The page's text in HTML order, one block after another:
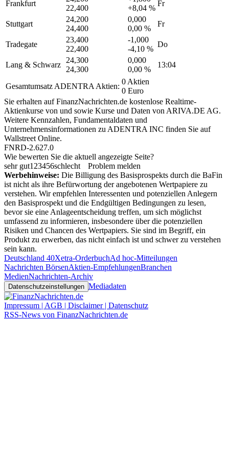
Frankfurt
22,400
+8,04 %
Fr
Stuttgart
24,200
24,400
0,000
0,00 %
Fr
Tradegate
23,400
22,400
-1,000
-4,10 %
Do
Lang & Schwarz
24,300
24,300
0,000
0,00 %
13:04
Gesamtumsatz ADENTRA Aktien:
0 Aktien
0 Euro
Sie erhalten auf FinanzNachrichten.de kostenlose Realtime-
Aktienkurse von und sowie Kurse und Daten von ARIVA.DE AG.
Weitere Kennzahlen, Fundamentaldaten und
Unternehmensinformationen zu ADENTRA INC finden Sie auf
Wallstreet Online.
FNRD-2.627.0
Wie bewerten Sie die aktuell angezeigte Seite?
sehr gut1 23456schlecht
Problem melden
Werbehinweise: Die Billigung des Basisprospekts durch die BaFin
ist nicht als ihre Befürwortung der angebotenen Wertpapiere zu
verstehen. Wir empfehlen Interessenten und potenziellen Anlegern
den Basisprospekt und die Endgültigen Bedingungen zu lesen,
bevor sie eine Anlageentscheidung treffen, um sich möglichst
umfassend zu informieren, insbesondere über die potenziellen
Risiken und Chancen des Wertpapiers. Sie sind im Begriff, ein
Produkt zu erwerben, das nicht einfach ist und schwer zu verstehen
sein kann.
Deutschland 40Xetra-OrderbuchAd hoc-Mitteilungen
Nachrichten BörsenAktien-EmpfehlungenBranchen
MedienNachrichten-Archiv
Datenschutzeinstellungen Mediadaten
Impressum | AGB | Disclaimer | Datenschutz
RSS-News von FinanzNachrichten.de